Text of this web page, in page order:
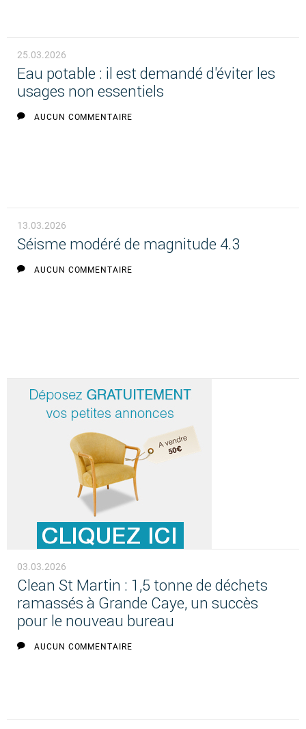
25.03.2026
Eau potable : il est demandé d'éviter les
usages non essentiels
AUCUN COMMENTAIRE
13.03.2026
Séisme modéré de magnitude 4.3
AUCUN COMMENTAIRE
03.03.2026
Clean St Martin : 1,5 tonne de déchets
ramassés à Grande Caye, un succès
pour le nouveau bureau
AUCUN COMMENTAIRE